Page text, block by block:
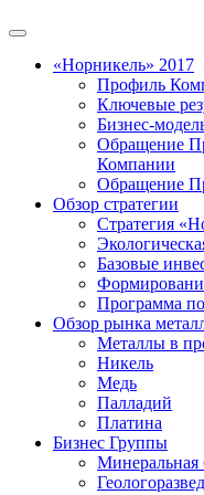
«Норникель» 2017
Профиль
Ключевые
Бизнес-
Обращение
Компании
Обращение
Обзор стратегии
Стратегия
Базовые
Программа
Обзор рынка
Металлы в
Никель
Медь
Палладий
Платина
Бизнес Группы
Минеральная